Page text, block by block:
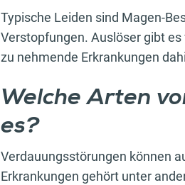
Typische Leiden sind Magen-
Verstopfungen. Auslöser gibt
zu nehmende Erkrankungen
Welche Arten
es?
Verdauungsstörungen können
Erkrankungen gehört unter